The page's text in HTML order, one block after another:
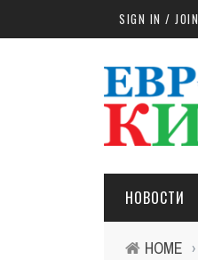
Skip to main contentSIGN IN / JOIN
НОВОСТИ
HOME ›